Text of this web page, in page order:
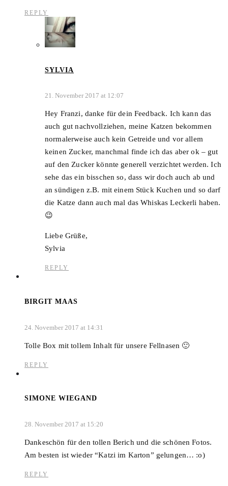
REPLY
SYLVIA
21. November 2017 at 12:07
Hey Franzi, danke für dein Feedback. Ich kann das
auch gut nachvollziehen, meine Katzen bekommen
normalerweise auch kein Getreide und vor allem
keinen Zucker, manchmal finde ich das aber ok – gut
auf den Zucker könnte generell verzichtet werden. Ich
sehe das ein bisschen so, dass wir doch auch ab und
an sündigen z.B. mit einem Stück Kuchen und so darf
die Katze dann auch mal das Whiskas Leckerli haben.
😉
Liebe Grüße,
Sylvia
REPLY
BIRGIT MAAS
24. November 2017 at 14:31
Tolle Box mit tollem Inhalt für unsere Fellnasen 🙂
REPLY
SIMONE WIEGAND
28. November 2017 at 15:20
Dankeschön für den tollen Berich und die schönen Fotos.
Am besten ist wieder “Katzi im Karton” gelungen… :o)
REPLY